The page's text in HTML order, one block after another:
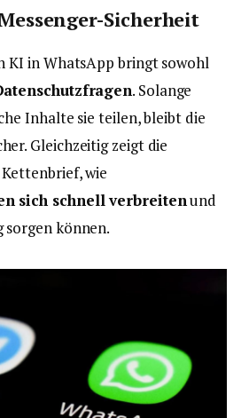
Sicherheit
KI in WhatsApp bringt sowohl
. Solange
Inhalte sie teilen, bleibt die
Gleichzeitig zeigt die
wie
sich schnell verbreitenund
können.